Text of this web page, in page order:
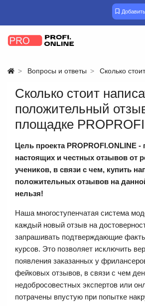
Вопросы и ответы Сколько
Сколько стоит
положительный
площадке
Цель проекта PROPROFI.ONLINE -
настоящих и честных отзывов от
учеников, в связи с чем, купить
положительных отзывов на
нельзя!
Наша многоступенчатая система
каждый новый отзыв на
запрашивать подтверждающие
курсов. Это позволяет исключить
появления заказанных у
фейковых отзывов, в связи с чем
недобросовестных экспертов или
потрачены впустую при попытке